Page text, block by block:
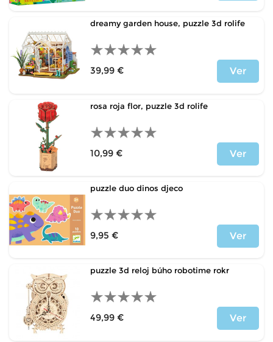
dreamy garden house, puzzle 3d rolife
39,99 €
Ver
rosa roja flor, puzzle 3d rolife
10,99 €
Ver
puzzle duo dinos djeco
9,95 €
Ver
puzzle 3d reloj búho robotime rokr
49,99 €
Ver